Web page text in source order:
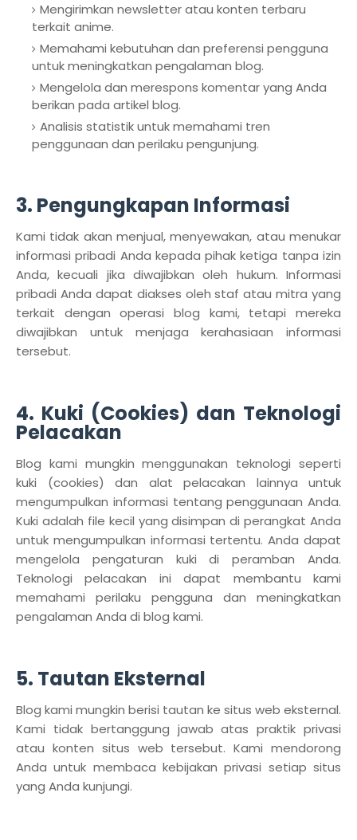
Mengirimkan newsletter atau konten terbaru
terkait anime.
Memahami kebutuhan dan preferensi pengguna
untuk meningkatkan pengalaman blog.
Mengelola dan merespons komentar yang Anda
berikan pada artikel blog.
Analisis statistik untuk memahami tren
penggunaan dan perilaku pengunjung.
3. Pengungkapan Informasi
Kami tidak akan menjual, menyewakan, atau menukar
informasi pribadi Anda kepada pihak ketiga tanpa izin
Anda, kecuali jika diwajibkan oleh hukum. Informasi
pribadi Anda dapat diakses oleh staf atau mitra yang
terkait dengan operasi blog kami, tetapi mereka
diwajibkan untuk menjaga kerahasiaan informasi
tersebut.
4. Kuki (Cookies) dan Teknologi
Pelacakan
Blog kami mungkin menggunakan teknologi seperti
kuki (cookies) dan alat pelacakan lainnya untuk
mengumpulkan informasi tentang penggunaan Anda.
Kuki adalah file kecil yang disimpan di perangkat Anda
untuk mengumpulkan informasi tertentu. Anda dapat
mengelola pengaturan kuki di peramban Anda.
Teknologi pelacakan ini dapat membantu kami
memahami perilaku pengguna dan meningkatkan
pengalaman Anda di blog kami.
5. Tautan Eksternal
Blog kami mungkin berisi tautan ke situs web eksternal.
Kami tidak bertanggung jawab atas praktik privasi
atau konten situs web tersebut. Kami mendorong
Anda untuk membaca kebijakan privasi setiap situs
yang Anda kunjungi.